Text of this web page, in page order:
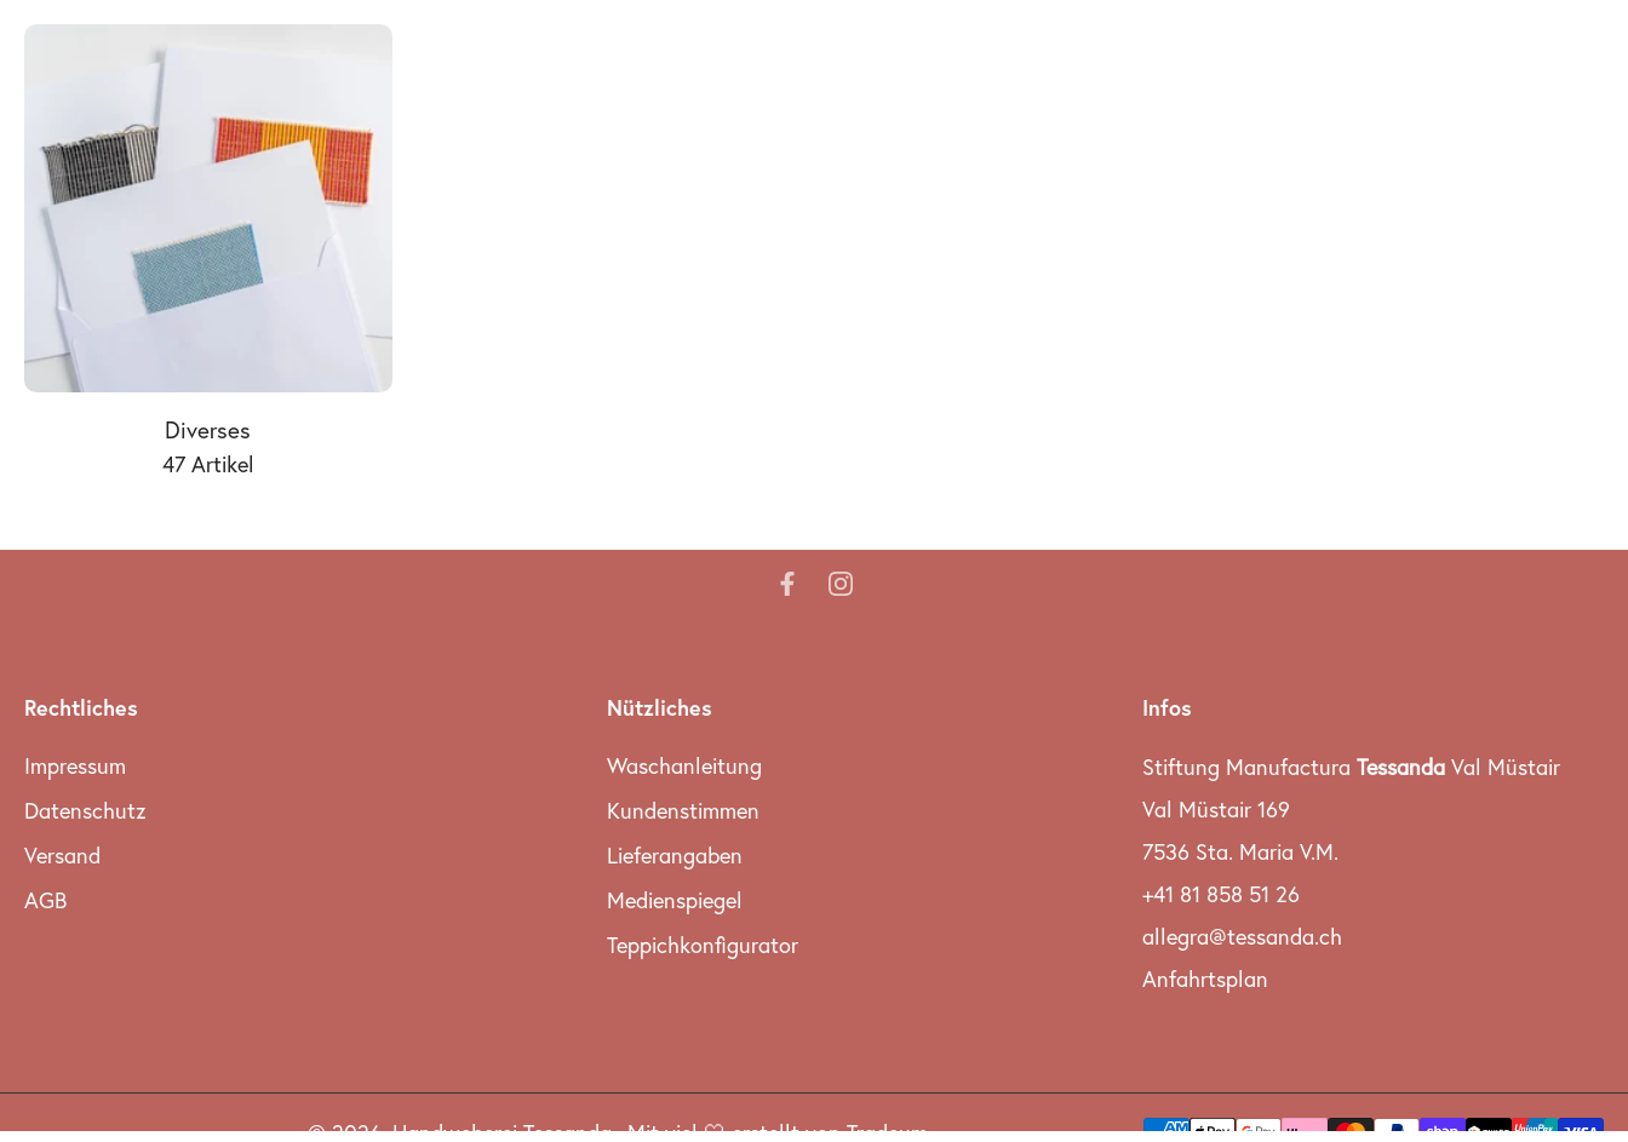
Diverses
47 Artikel
Rechtliches
Impressum
Datenschutz
Versand
AGB
Nützliches
Waschanleitung
Kundenstimmen
Lieferangaben
Medienspiegel
Teppichkonfigurator
Infos
Stiftung Manufactura Tessanda Val Müstair
Val Müstair 169
7536 Sta. Maria V.M.
+41 81 858 51 26
allegra@tessanda.ch
Anfahrtsplan
© 2026, Handweberei Tessanda.Mit viel 🤍 erstellt von Tradeum